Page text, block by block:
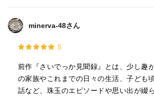
minerva-48さん
5
前作『さいでっか見聞録』とは、少し趣
の家族やこれまでの日々の生活、子ども
話など、珠玉のエピソードや思い出が綴